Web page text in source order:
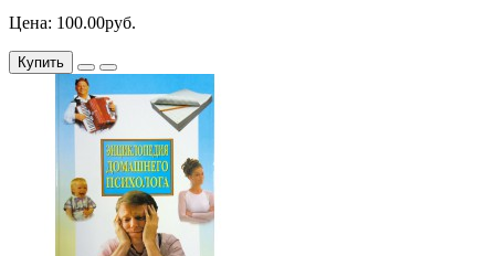
Цена: 100.00руб.
Купить